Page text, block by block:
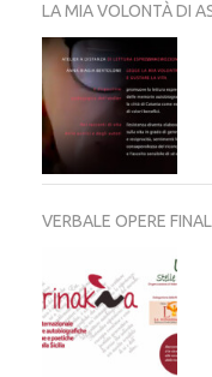
LA MIA VOLONTÀ DI
VERBALE OPERE